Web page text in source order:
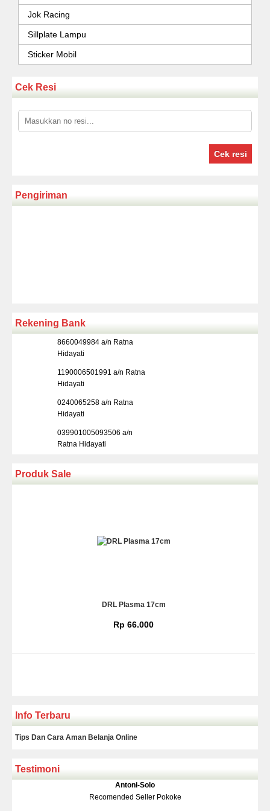
Jok Racing
Sillplate Lampu
Sticker Mobil
Cek Resi
Cek resi
Pengiriman
Rekening Bank
8660049984 a/n Ratna
Hidayati
1190006501991 a/n Ratna
Hidayati
0240065258 a/n Ratna
Hidayati
039901005093506 a/n
Ratna Hidayati
Produk Sale
DRL Plasma 17cm
Rp 66.000
Rp 139.000150.000
Info Terbaru
Tips Dan Cara Aman Belanja Online
Testimoni
Antoni-Solo
Recomended Seller Pokoke